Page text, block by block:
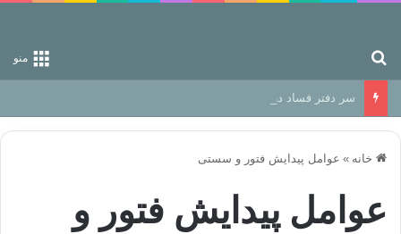
منو
سر دفتر فساد در زمین‌، دوری وکناره‌گیری از راه خداست‌!
خانه » عوامل پیدایش فتور و سستی
عوامل پیدایش فتور و